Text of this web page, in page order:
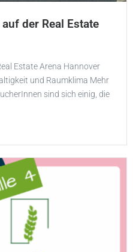
der Real Estate
Estate Arena Hannover
und Raumklima Mehr
sind sich einig, die